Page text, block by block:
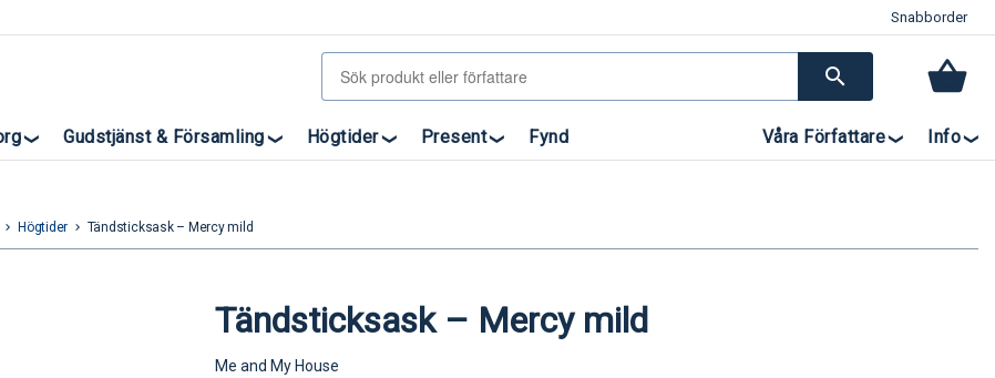
Snabborder
search
Gudstjänst & Församling Högtider Present Fynd Våra Författare Info
keyboard_arrow_right Högtider keyboard_arrow_right Tändsticksask – Mercy mild
Tändsticksask – Mercy mild
Me and My House